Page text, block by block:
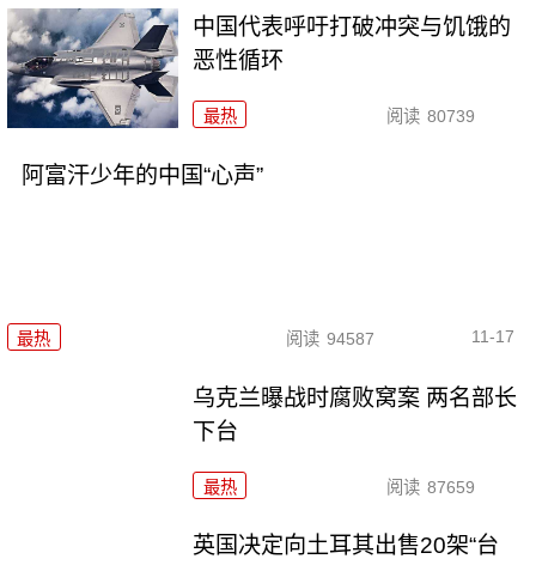
中国代表呼吁打破冲突与饥饿的
恶性循环
最热 阅读 80739
阿富汗少年的中国“心声”
最热 阅读 94587 11-17
乌克兰曝战时腐败窝案 两名部长
下台
最热 阅读 87659
英国决定向土耳其出售20架“台